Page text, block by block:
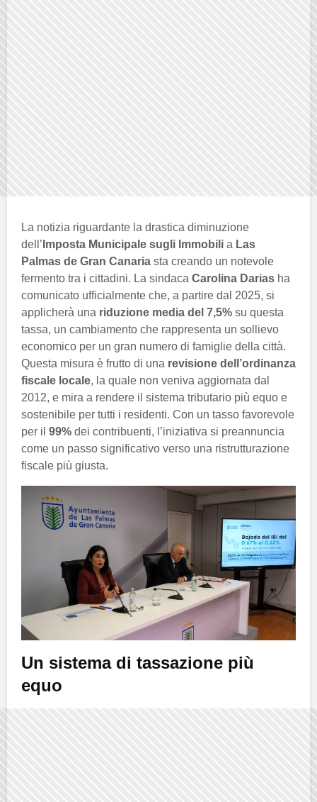
La notizia riguardante la drastica diminuzione
dell’ Imposta Municipale sugli Immobili a Las
Palmas de Gran Canaria sta creando un notevole
fermento tra i cittadini. La sindaca Carolina Darias ha
comunicato ufficialmente che, a partire dal 2025, si
applicherà una riduzione media del 7,5% su questa
tassa, un cambiamento che rappresenta un sollievo
economico per un gran numero di famiglie della città.
Questa misura è frutto di una revisione dell’ordinanza
fiscale locale, la quale non veniva aggiornata dal
2012, e mira a rendere il sistema tributario più equo e
sostenibile per tutti i residenti. Con un tasso favorevole
per il 99% dei contribuenti, l’iniziativa si preannuncia
come un passo significativo verso una ristrutturazione
fiscale più giusta.
Un sistema di tassazione più
equo